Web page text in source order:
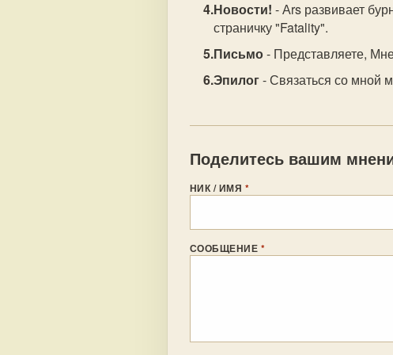
Новости! - Аrs развивает
страничку "Fatality".
Письмо- Представляете,
Эпилог- Связаться со мной
Поделитесь вашим
НИК / ИМЯ *
СООБЩЕНИЕ *